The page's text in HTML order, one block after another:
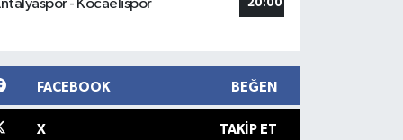
- Kocaelispor 20:00
FACEBOOK BEĞEN
X TAKIP ET